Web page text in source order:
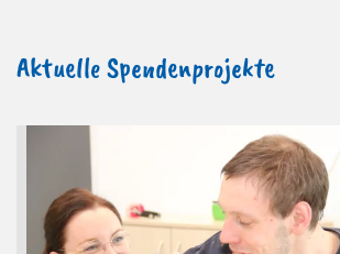
Aktuelle Spendenprojekte